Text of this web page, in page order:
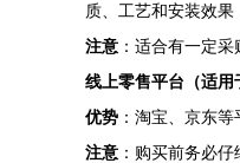
质、工艺和安装效果
注意 ：适合有一定
线上零售平台（适用
优势 ：淘宝、京东
注意 ：购买前务必